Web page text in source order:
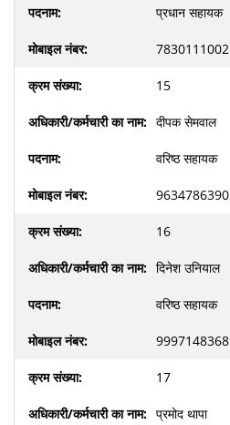
प्रधान सहायक
7830111002
15
दीपक सेमवाल
वरिष्ठ सहायक
9634786390
16
दिनेश उनियाल
वरिष्ठ सहायक
9997148368
17
प्रमोद थापा